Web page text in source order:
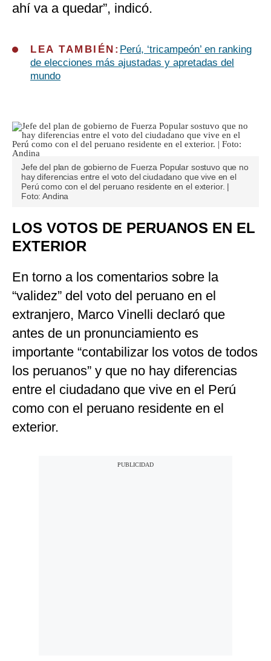
ahí va a quedar”, indicó.
LEA TAMBIÉN: Perú, ‘tricampeón’ en ranking
de elecciones más ajustadas y apretadas del
mundo
Jefe del plan de gobierno de Fuerza Popular sostuvo que no
hay diferencias entre el voto del ciudadano que vive en el
Perú como con el del peruano residente en el exterior. |
Foto: Andina
LOS VOTOS DE PERUANOS EN EL
EXTERIOR
En torno a los comentarios sobre la
“validez” del voto del peruano en el
extranjero, Marco Vinelli declaró que
antes de un pronunciamiento es
importante “contabilizar los votos de todos
los peruanos” y que no hay diferencias
entre el ciudadano que vive en el Perú
como con el peruano residente en el
exterior.